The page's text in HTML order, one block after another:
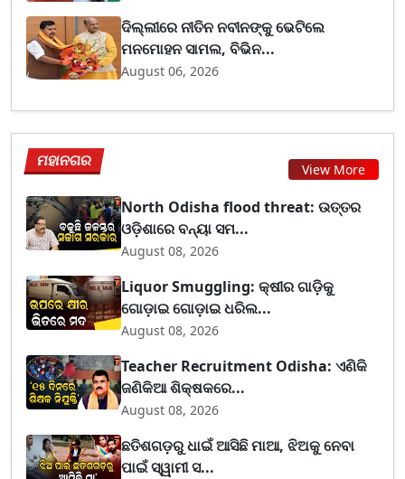
ଦିଲ୍ଲୀରେ ନୀତିନ ନବୀନଙ୍କୁ ଭେଟିଲେ
ମନମୋହନ ସାମଲ, ବିଭିନ...
August 06, 2026
ମହାନଗର View More
North Odisha flood threat: ଉତ୍ତର
ଓଡ଼ିଶାରେ ବନ୍ୟା ସମ...
August 08, 2026
Liquor Smuggling: କ୍ଷୀର ଗାଡ଼ିକୁ
ଗୋଡ଼ାଇ ଗୋଡ଼ାଇ ଧରିଲ...
August 08, 2026
Teacher Recruitment Odisha: ଏଣିକି
ଜଣିକିଆ ଶିକ୍ଷକରେ...
August 08, 2026
ଛତିଶଗଡ଼ରୁ ଧାଇଁ ଆସିଛି ମାଆ, ଝିଅକୁ ନେବା
ପାଇଁ ସ୍ୱାମୀ ସ...